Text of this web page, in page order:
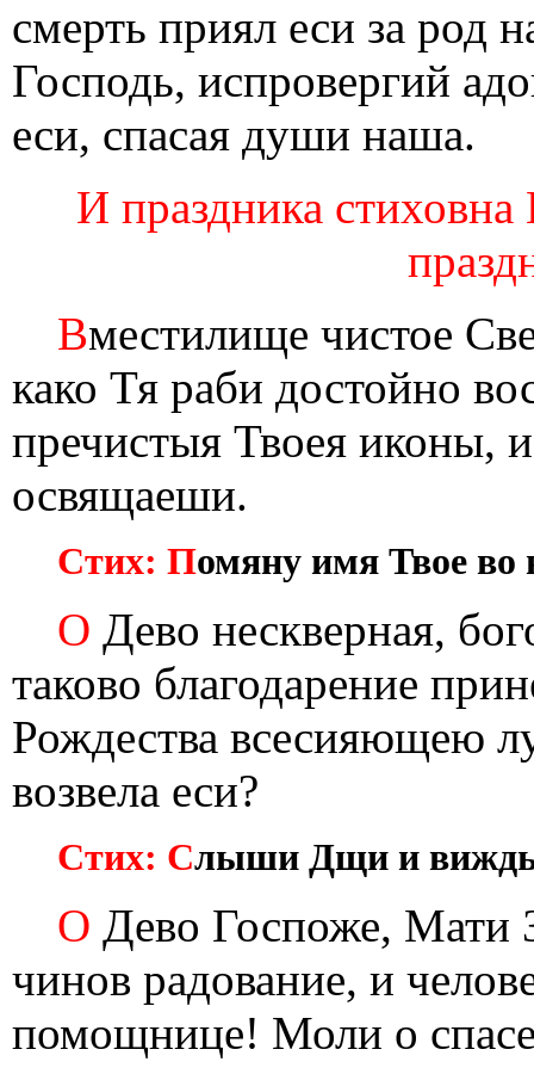
смерть приял еси за род
Господь, испровергий
еси, спасая души наша.
И праздника
Вместилище чистое
како Тя раби достойно
пречистыя Твоея иконы,
освящаеши.
Стих: Помяну имя Твое во
О Дево нескверная,
таково благодарение
Рождества всесияющею
возвела еси?
Стих: Слыши Дщи и
О Дево Госпоже, Мати
чинов радование, и
помощнице! Моли о